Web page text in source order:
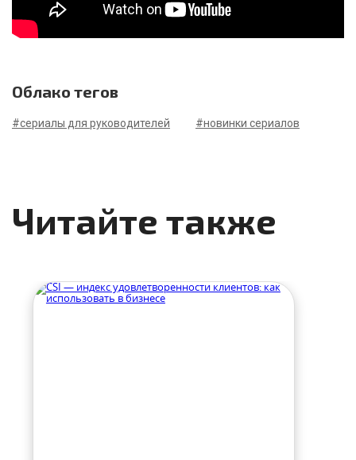
Облако тегов
#сериалы для руководителей #новинки сериалов
Читайте также